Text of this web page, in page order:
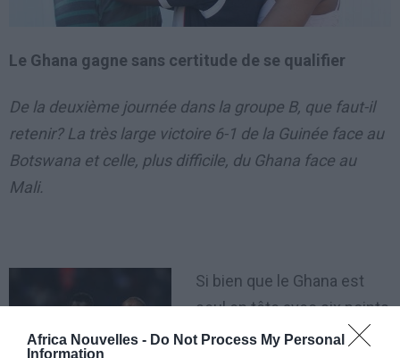
Africa Nouvelles - Do Not Process My Personal
Information
Le Ghana gagne sans certitude de se qualifier
De la deuxième journée dans la groupe B, que faut-il
retenir? La très large victoire 6-1 de la Guinée face au
Botswana et celle, plus difficile, du Ghana face au
Mali.
Si bien que le Ghana est
seul en tête avec six points
devant la Guinée et le Mali,